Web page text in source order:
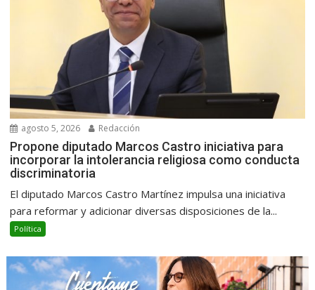
agosto 5, 2026 Redacción
Propone diputado Marcos Castro iniciativa para
incorporar la intolerancia religiosa como conducta
discriminatoria
El diputado Marcos Castro Martínez impulsa una iniciativa
para reformar y adicionar diversas disposiciones de la...
Política